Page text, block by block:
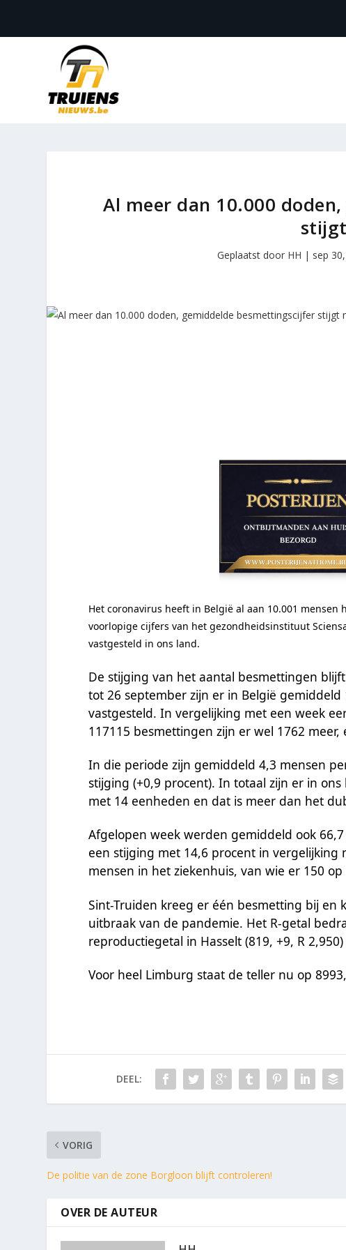
Al meer dan 10.000
Geplaatst door HH | sep
Het coronavirus heeft in België al aan 10.001
voorlopige cijfers van het gezondheidsinstituut
vastgesteld in ons land.
De stijging van het aantal besmettingen
tot 26 september zijn er in België
vastgesteld. In vergelijking met een week
117115 besmettingen zijn er wel 1762
In die periode zijn gemiddeld 4,3 mensen
stijging (+0,9 procent). In totaal zijn er in
met 14 eenheden en dat is meer dan het
Afgelopen week werden gemiddeld ook
een stijging met 14,6 procent in
mensen in het ziekenhuis, van wie er 150
Sint-Truiden kreeg er één besmetting bij
uitbraak van de pandemie. Het R-getal
reproductiegetal in Hasselt (819, +9, R
Voor heel Limburg staat de teller nu op
DEEL:
VORIG
De politie van de zone Borgloon blijft controleren!
OVER DE AUTEUR